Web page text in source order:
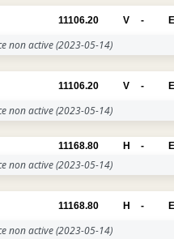
11106.20 V -
non active(2023-05-14)
11106.20 V -
non active(2023-05-14)
11168.80 H -
non active(2023-05-14)
11168.80 H -
non active(2023-05-14)